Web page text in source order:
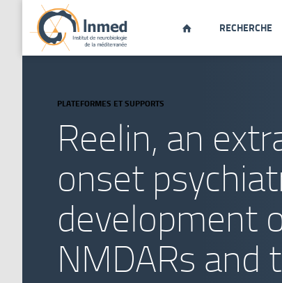
 RECHERCHE
PLATEFORMES ET SUPPORTS
Reelin, an
onset
development
NMDARs and